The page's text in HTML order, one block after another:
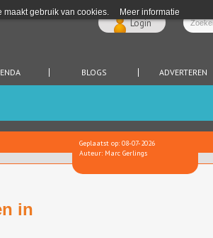
maakt gebruik van cookies. Meer informatie
Login
BLOGS ADVERTEREN
Geplaatst op: 08-07-2026
Auteur: Marc Gerlings
in